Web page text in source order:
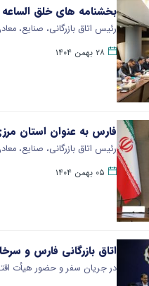
بخشنامه های خلق الساعه
رئیس اتاق بازرگانی، صنایع،
۲۸ بهمن ۱۴۰۴
فارس به عنوان استان
رئیس اتاق بازرگانی، صنایع،
۰۵ بهمن ۱۴۰۴
اتاق بازرگانی فارس و
در جریان سفر و حضور هیأت